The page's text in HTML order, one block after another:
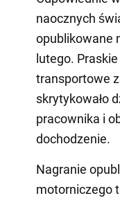
naocznych
opublikowane
lutego.
transportowe
skrytykowało
pracownika i
dochodzenie.
Nagranie
motorniczego